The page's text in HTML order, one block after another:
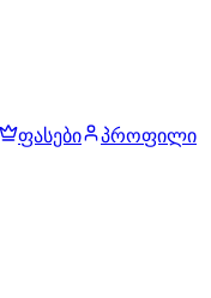
ფასები პროფილი